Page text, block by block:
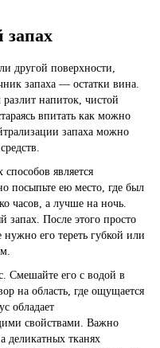
другой поверхности,
запаха — остатки вина.
напиток, чистой
впитать как можно
запаха можно
является
посыпьте ею место, где был
часов, а лучше на ночь.
запах. После этого просто
нужно его тереть губкой или
Смешайте его с водой в
на область, где ощущается
обладает
свойствами. Важно
деликатных тканях